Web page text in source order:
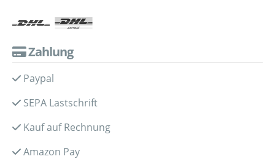
Zahlung
Paypal
SEPA Lastschrift
Kauf auf Rechnung
Amazon Pay